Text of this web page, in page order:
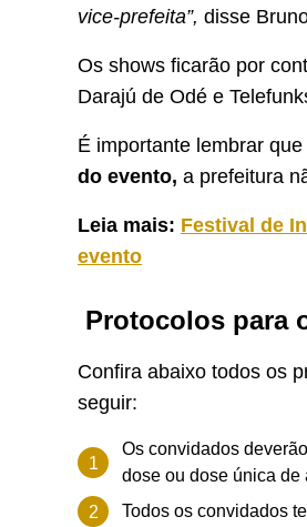
vice-prefeita”, disse
Os shows ficarão por
Darajú de Odé e
É importante lembrar que
do evento, a prefeitura
Leia mais: Festival de
evento
Protocolos para
Confira abaixo todos os
seguir:
Os convidados
dose ou dose única de
Todos os convidados